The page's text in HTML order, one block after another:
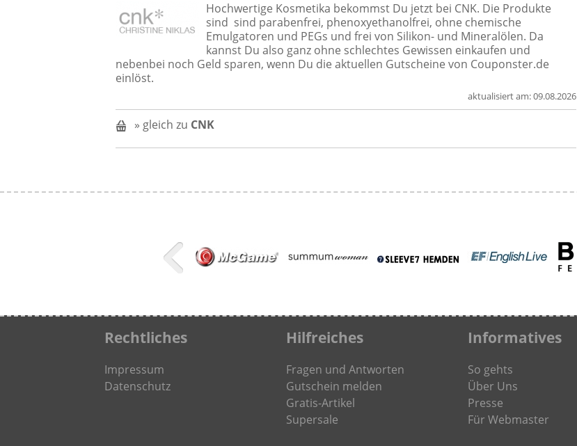
Hochwertige Kosmetika bekommst Du jetzt bei CNK. Die Produkte
sind sind parabenfrei, phenoxyethanolfrei, ohne chemische
Emulgatoren und PEGs und frei von Silikon- und Mineralölen. Da
kannst Du also ganz ohne schlechtes Gewissen einkaufen und
nebenbei noch Geld sparen, wenn Du die aktuellen Gutscheine von Couponster.de
einlöst.
aktualisiert am:09.08.2026
» gleich zu CNK
Rechtliches
Impressum
Datenschutz
Hilfreiches
Fragen und Antworten
Gutschein melden
Gratis-Artikel
Supersale
Informatives
So gehts
Über Uns
Presse
Für Webmaster